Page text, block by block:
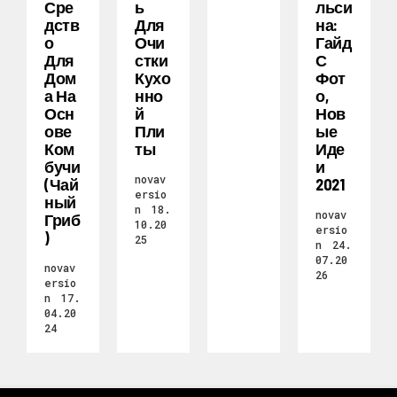
Сре
Дств
О
Для
Дом
А На
Осн
Ове
Ком
Бучи
(чай
Ный
Гриб
)
novav
ersio
n
17.
04.20
24
Ь
Для
Очи
Стки
Кухо
Нно
Й
Пли
Ты
novav
ersio
n
18.
10.20
25
Льси
На:
Гайд
С
Фот
О,
Нов
Ые
Иде
И
2021
novav
ersio
n
24.
07.20
26